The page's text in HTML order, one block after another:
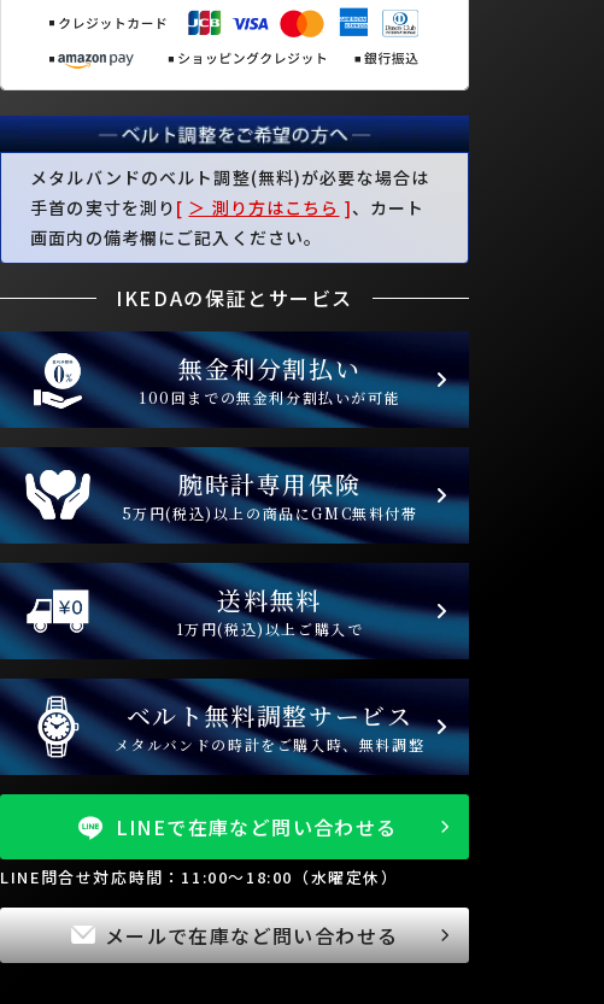
メタルバンドのベルト調整(無料)が必要な場合は
手首の実寸を測り [ ＞ 測り方はこちら ]、カート
画面内の備考欄にご記入ください。
IKEDAの保証とサービス
無金利分割払い
100回までの無金利分割払いが可能
腕時計専用保険
5万円(税込)以上の商品にGMC無料付帯
送料無料
1万円(税込)以上ご購入で
ベルト無料調整サービス
メタルバンドの時計をご購入時、無料調整
LINEで在庫など問い合わせる
LINE問合せ対応時間：11:00～18:00（水曜定休）
メールで在庫など問い合わせる